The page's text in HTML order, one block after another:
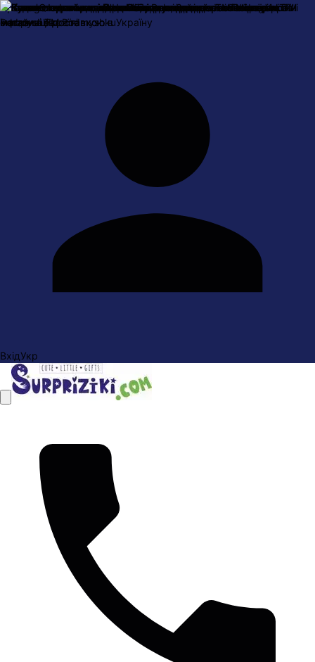
Про насОплата і доставкаОбмін та поверненняКонтактна
інформація
ВхідУкр